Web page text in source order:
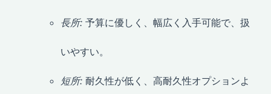
長所: 予算に優しく、幅広く入手可能で、扱
いやすい。
短所: 耐久性が低く、高耐久性オプションよ